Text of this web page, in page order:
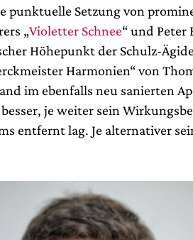
punktuelle Setzung von
„Violetter Schnee“ und Peter
Höhepunkt der Schulz-
Harmonien“ von
im ebenfalls neu sanierten
je weiter sein
entfernt lag. Je alternativer